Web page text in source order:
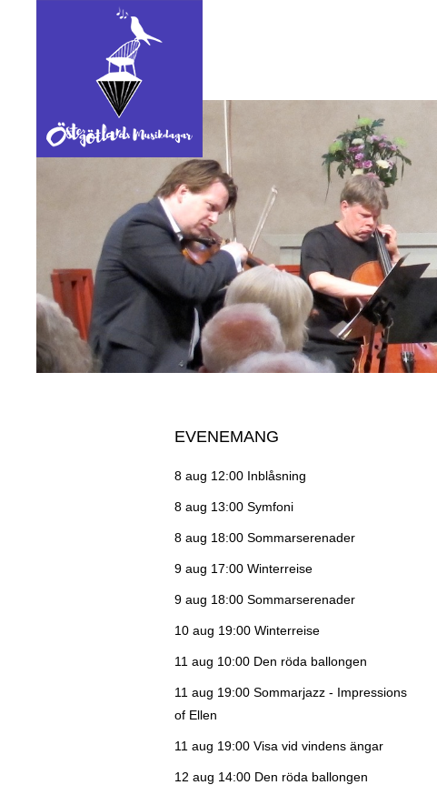
EVENEMANG
8 aug 12:00 Inblåsning
8 aug 13:00 Symfoni
8 aug 18:00 Sommarserenader
9 aug 17:00 Winterreise
9 aug 18:00 Sommarserenader
10 aug 19:00 Winterreise
11 aug 10:00 Den röda ballongen
11 aug 19:00 Sommarjazz - Impressions
of Ellen
11 aug 19:00 Visa vid vindens ängar
12 aug 14:00 Den röda ballongen